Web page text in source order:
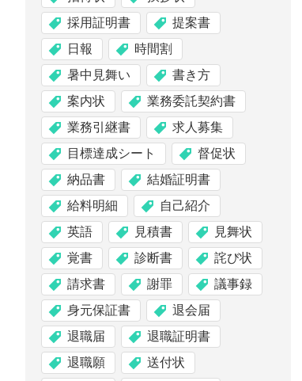
採用証明書
提案書
日報
時間割
暑中見舞い
書き方
案内状
業務委託契約書
業務引継書
求人募集
目標達成シート
督促状
納品書
結婚証明書
給料明細
自己紹介
英語
見積書
見舞状
覚書
診断書
詫び状
請求書
謝罪
議事録
身元保証書
退会届
退職届
退職証明書
退職願
送付状